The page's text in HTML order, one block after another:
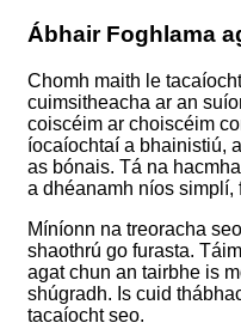
Ábhair Foghlama
Chomh maith le
cuimsitheacha ar an
coiscéim ar choiscéim
íocaíochtaí a bhainistiú,
as bónais. Tá na
a dhéanamh níos simplí,
Míníonn na treoracha
shaothrú go furasta.
agat chun an tairbhe is
shúgradh. Is cuid
tacaíocht seo.